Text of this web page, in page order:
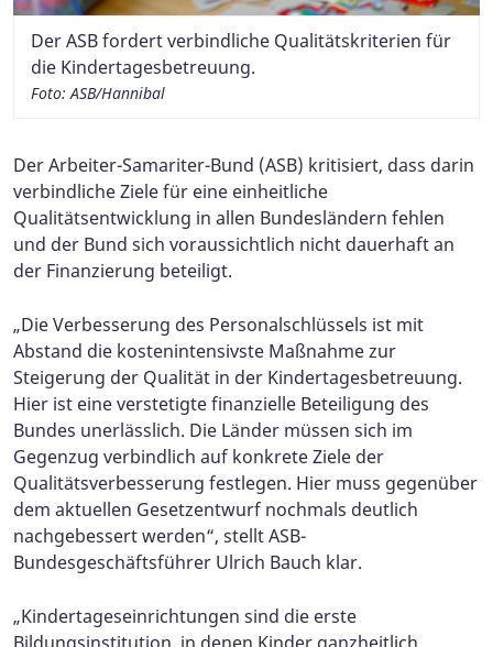
Der ASB fordert verbindliche Qualitätskriterien für
die Kindertagesbetreuung.
Foto: ASB/Hannibal
Der Arbeiter-Samariter-Bund (ASB) kritisiert, dass darin
verbindliche Ziele für eine einheitliche
Qualitätsentwicklung in allen Bundesländern fehlen
und der Bund sich voraussichtlich nicht dauerhaft an
der Finanzierung beteiligt.
„Die Verbesserung des Personalschlüssels ist mit
Abstand die kostenintensivste Maßnahme zur
Steigerung der Qualität in der Kindertagesbetreuung.
Hier ist eine verstetigte finanzielle Beteiligung des
Bundes unerlässlich. Die Länder müssen sich im
Gegenzug verbindlich auf konkrete Ziele der
Qualitätsverbesserung festlegen. Hier muss gegenüber
dem aktuellen Gesetzentwurf nochmals deutlich
nachgebessert werden“, stellt ASB-
Bundesgeschäftsführer Ulrich Bauch klar.
„Kindertageseinrichtungen sind die erste